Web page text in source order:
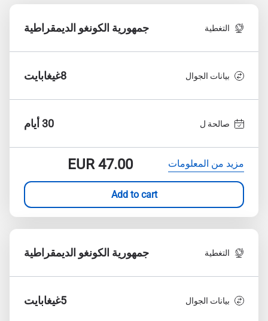
التغطية جمهورية الكونغو الديمقراطية
بيانات الجوال 8غيغابايت
صالحة ل 30 أيام
مزيد من المعلومات EUR47.00
Add to cart
التغطية جمهورية الكونغو الديمقراطية
بيانات الجوال 5غيغابايت